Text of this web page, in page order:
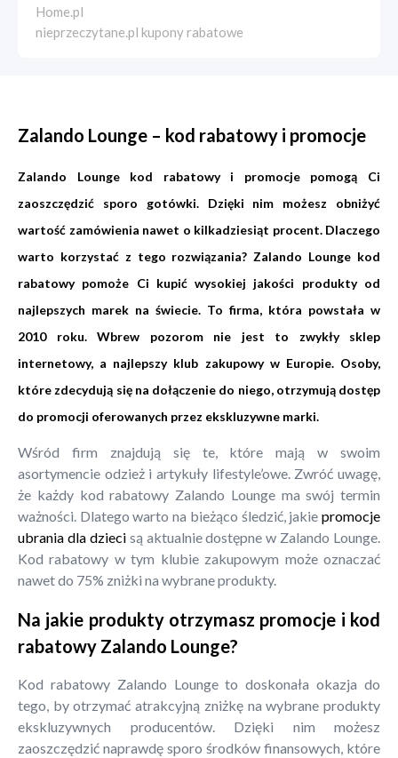
Home.pl
nieprzeczytane.pl kupony rabatowe
Zalando Lounge – kod rabatowy i promocje
Zalando Lounge kod rabatowy i promocje pomogą Ci
zaoszczędzić sporo gotówki. Dzięki nim możesz obniżyć
wartość zamówienia nawet o kilkadziesiąt procent. Dlaczego
warto korzystać z tego rozwiązania? Zalando Lounge kod
rabatowy pomoże Ci kupić wysokiej jakości produkty od
najlepszych marek na świecie. To firma, która powstała w
2010 roku. Wbrew pozorom nie jest to zwykły sklep
internetowy, a najlepszy klub zakupowy w Europie. Osoby,
które zdecydują się na dołączenie do niego, otrzymują dostęp
do promocji oferowanych przez ekskluzywne marki.
Wśród firm znajdują się te, które mają w swoim
asortymencie odzież i artykuły lifestyle’owe. Zwróć uwagę,
że każdy kod rabatowy Zalando Lounge ma swój termin
ważności. Dlatego warto na bieżąco śledzić, jakie promocje
ubrania dla dziecisą aktualnie dostępne w Zalando Lounge.
Kod rabatowy w tym klubie zakupowym może oznaczać
nawet do 75% zniżki na wybrane produkty.
Na jakie produkty otrzymasz promocje i kod
rabatowy Zalando Lounge?
Kod rabatowy Zalando Lounge to doskonała okazja do
tego, by otrzymać atrakcyjną zniżkę na wybrane produkty
ekskluzywnych producentów. Dzięki nim możesz
zaoszczędzić naprawdę sporo środków finansowych, które